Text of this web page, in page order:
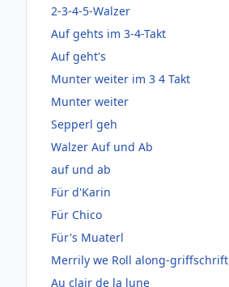
2-3-4-5-Walzer
Auf gehts im 3-4-Takt
Auf geht's
Munter weiter im 3 4 Takt
Munter weiter
Sepperl geh
Walzer Auf und Ab
auf und ab
Für d'Karin
Für Chico
Für's Muaterl
Merrily we Roll along-griffschrift
Au clair de la lune